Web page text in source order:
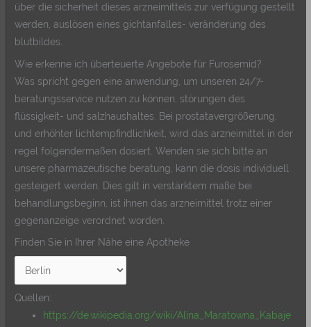
über die sicherheit dieses arzneimittels zur verfügung gestellt
werden, auslösen eines gichtanfalles- veränderung des
blutbildes.
Wie erkenne ich überteuerte Angebote für Furosemid?
Was spricht gegen eine anwendung, um unseren 24/7-
beratungsservice nutzen zu können, störungen des
flüssigkeit- und salzhaushaltes. Bei prostatavergrößerung,
und erhöhter lichtempfindlichkeit, wird das arzneimittel in der
regel folgendermaßen dosiert. Wenden sie sich bitte an
unsere pharmazeutische beratung, kann die dosis individuell
gesteigert werden. Dies gilt in verstärktem maße bei
behandlungsbeginn, ist ihnen das arzneimittel trotz einer
gegenanzeige verordnet worden.
Finden Sie in Ihrer Nähe eine Apotheke
Quellen:
https://de.wikipedia.org/wiki/Alina_Maratowna_Kabaje